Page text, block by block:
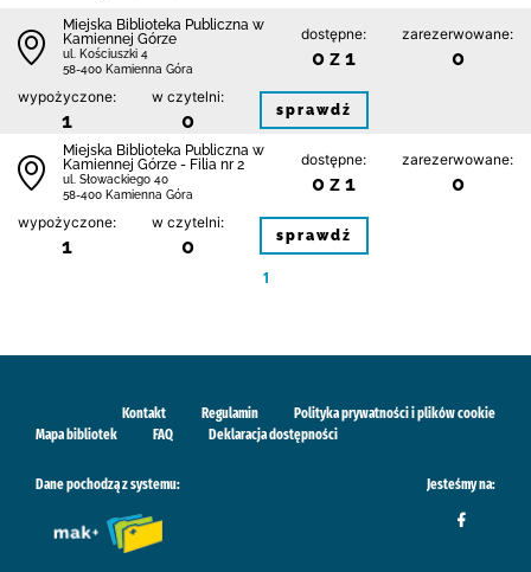
Miejska Biblioteka Publiczna w
Kamiennej Górze
ul. Kościuszki 4
58-400 Kamienna Góra
dostępne:
0 z 1
zarezerwowane:
0
wypożyczone:
1
w czytelni:
0 sprawdź
Miejska Biblioteka Publiczna w
Kamiennej Górze - Filia nr 2
ul. Słowackiego 40
58-400 Kamienna Góra
dostępne:
0 z 1
zarezerwowane:
0
wypożyczone:
1
w czytelni:
0 sprawdź
1
Kontakt Regulamin
Polityka prywatności i plików cookie
Mapa bibliotek
FAQ Deklaracja dostępności
Dane pochodzą z systemu: Jesteśmy na: